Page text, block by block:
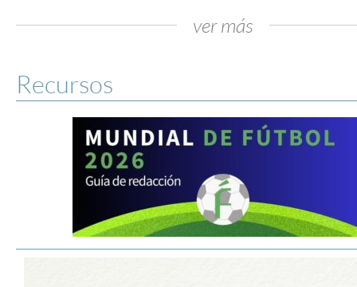
ver más
Recursos